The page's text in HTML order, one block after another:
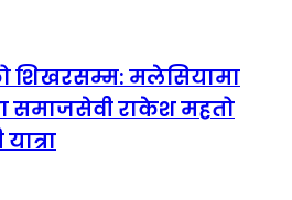
शिखरसम्म: मलेसियामा
समाजसेवी राकेश महतो